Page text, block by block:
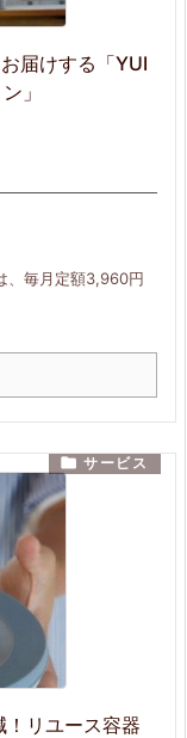
届けする「YUI
」
、毎月定額3,960円
リユース容器
 サービス